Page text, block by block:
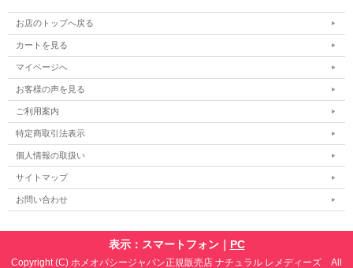
お店のトップへ戻る
カートを見る
マイページへ
お客様の声を見る
ご利用案内
特定商取引法表示
個人情報の取扱い
サイトマップ
お問い合わせ
表示：スマートフォン｜ PC
Copyright (C) ホメオパシージャパン正規販売店 ナチュラル レメディーズ All